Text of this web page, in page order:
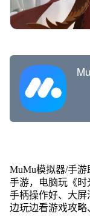
MuMu模拟器/手游
手游，电脑玩《时
手柄操作好、大屏
边玩边看游戏攻略